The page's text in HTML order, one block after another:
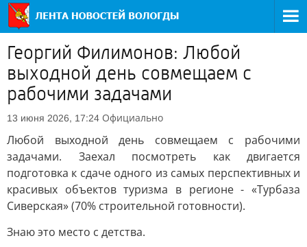
Георгий Филимонов: Любой
выходной день совмещаем с
рабочими задачами
13 июня 2026, 17:24 Официально
Любой выходной день совмещаем с рабочими
задачами. Заехал посмотреть как двигается
подготовка к сдаче одного из самых перспективных и
красивых объектов туризма в регионе - «Турбаза
Сиверская» (70% строительной готовности).
Знаю это место с детства.